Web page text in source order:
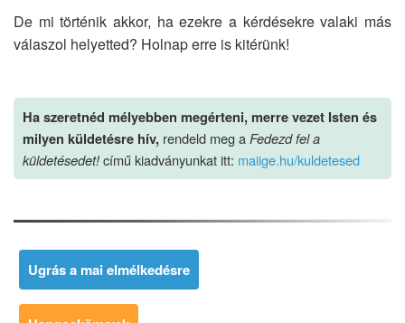
De mi történik akkor, ha ezekre a kérdésekre valaki más
válaszol helyetted? Holnap erre is kitérünk!
Ha szeretnéd mélyebben megérteni, merre vezet Isten és
milyen küldetésre hív, rendeld meg a Fedezd fel a
küldetésedet!című kiadványunkat itt: maiige.hu/kuldetesed
Ugrás a mai elmélkedésre